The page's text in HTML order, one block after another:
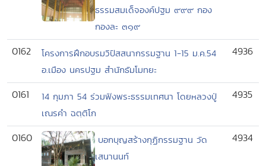
ธรรมสมเด็จองค์ปฐม ๙๙๙ กอง
กองละ ๓๑๙
0162
โครงการฝึกอบรมวิปัสสนากรรมฐาน 1-15 ม.ค.54
อ.เมือง นครปฐม สำนักธัมโมทยะ
4936
0161
14 กุมภา 54 ร่วมฟังพระธรรมเทศนา โดยหลวงปู่
เณรคำ ฉตฺติโก
4935
0160
บอกบุญสร้างกุฏิกรรมฐาน วัด
เสนานนท์
4934